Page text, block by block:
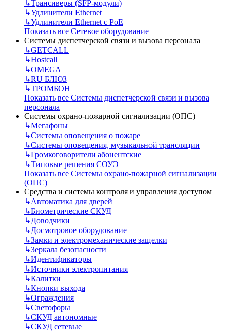
↳Трансиверы (SFP-модули)
↳Удлинители Ethernet
↳Удлинители Ethernet с PoE
Показать все Сетевое оборудование
Системы диспетчерской связи и вызова персонала
↳GETCALL
↳Hostcall
↳OMEGA
↳RU БЛЮЗ
↳ТРОМБОН
Показать все Системы диспетчерской связи и вызова
персонала
Системы охрано-пожарной сигнализации (ОПС)
↳Мегафоны
↳Системы оповещения о пожаре
↳Системы оповещения, музыкальной трансляции
↳Громкоговорители абонентские
↳Типовые решения СОУЭ
Показать все Системы охрано-пожарной сигнализации
(ОПС)
Средства и системы контроля и управления доступом
↳Автоматика для дверей
↳Биометрические СКУД
↳Доводчики
↳Досмотровое оборудование
↳Замки и электромеханические защелки
↳Зеркала безопасности
↳Идентификаторы
↳Источники электропитания
↳Калитки
↳Кнопки выхода
↳Ограждения
↳Светофоры
↳СКУД автономные
↳СКУД сетевые